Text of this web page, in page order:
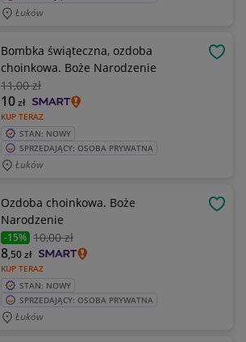
Łuków
Bombka świąteczna, ozdoba
choinkowa. Boże Narodzenie
11,00 zł
KUP TERAZ
10zł
STAN: NOWY
SPRZEDAJĄCY: OSOBA PRYWATNA
Łuków
Ozdoba choinkowa. Boże
Narodzenie
-15% 10,00 zł
KUP TERAZ
8,50zł
STAN: NOWY
SPRZEDAJĄCY: OSOBA PRYWATNA
Łuków